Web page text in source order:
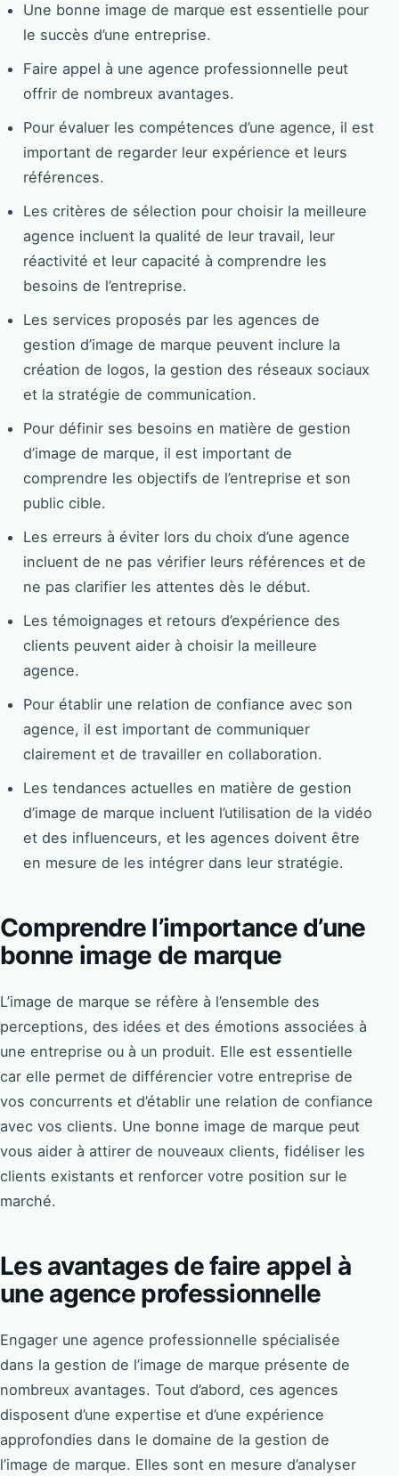
Une bonne image de marque est essentielle pour
le succès d’une entreprise.
Faire appel à une agence professionnelle peut
offrir de nombreux avantages.
Pour évaluer les compétences d’une agence, il est
important de regarder leur expérience et leurs
références.
Les critères de sélection pour choisir la meilleure
agence incluent la qualité de leur travail, leur
réactivité et leur capacité à comprendre les
besoins de l’entreprise.
Les services proposés par les agences de
gestion d’image de marque peuvent inclure la
création de logos, la gestion des réseaux sociaux
et la stratégie de communication.
Pour définir ses besoins en matière de gestion
d’image de marque, il est important de
comprendre les objectifs de l’entreprise et son
public cible.
Les erreurs à éviter lors du choix d’une agence
incluent de ne pas vérifier leurs références et de
ne pas clarifier les attentes dès le début.
Les témoignages et retours d’expérience des
clients peuvent aider à choisir la meilleure
agence.
Pour établir une relation de confiance avec son
agence, il est important de communiquer
clairement et de travailler en collaboration.
Les tendances actuelles en matière de gestion
d’image de marque incluent l’utilisation de la vidéo
et des influenceurs, et les agences doivent être
en mesure de les intégrer dans leur stratégie.
Comprendre l’importance d’une
bonne image de marque
L’image de marque se réfère à l’ensemble des
perceptions, des idées et des émotions associées à
une entreprise ou à un produit. Elle est essentielle
car elle permet de différencier votre entreprise de
vos concurrents et d’établir une relation de confiance
avec vos clients. Une bonne image de marque peut
vous aider à attirer de nouveaux clients, fidéliser les
clients existants et renforcer votre position sur le
marché.
Les avantages de faire appel à
une agence professionnelle
Engager une agence professionnelle spécialisée
dans la gestion de l’image de marque présente de
nombreux avantages. Tout d’abord, ces agences
disposent d’une expertise et d’une expérience
approfondies dans le domaine de la gestion de
l’image de marque. Elles sont en mesure d’analyser